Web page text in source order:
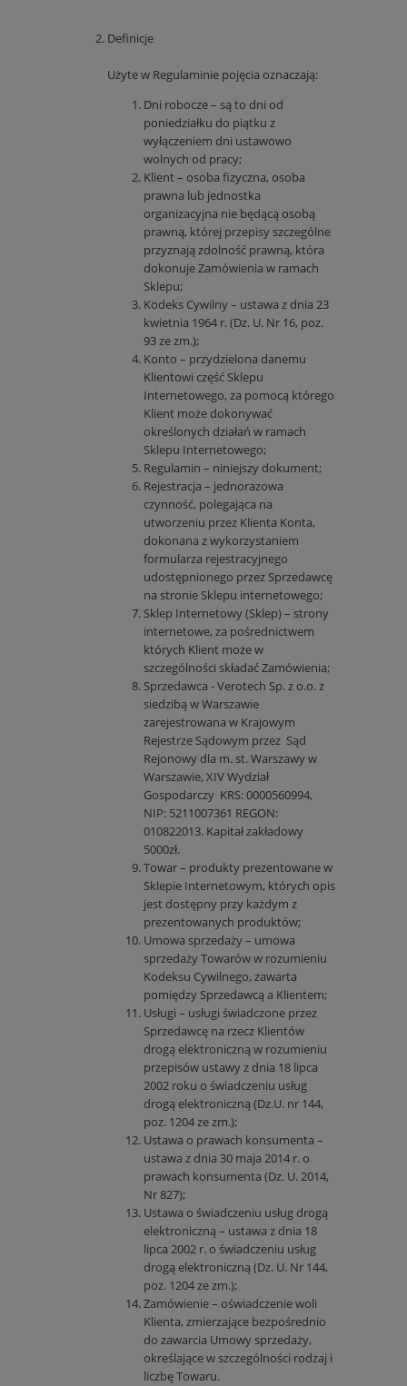
Definicje
Użyte w Regulaminie pojęcia oznaczają:
Dni robocze – są to dni od
poniedziałku do piątku z
wyłączeniem dni ustawowo
wolnych od pracy;
Klient – osoba fizyczna, osoba
prawna lub jednostka
organizacyjna nie będącą osobą
prawną, której przepisy szczególne
przyznają zdolność prawną, która
dokonuje Zamówienia w ramach
Sklepu;
Kodeks Cywilny – ustawa z dnia 23
kwietnia 1964 r. (Dz. U. Nr 16, poz.
93 ze zm.);
Konto – przydzielona danemu
Klientowi część Sklepu
Internetowego, za pomocą którego
Klient może dokonywać
określonych działań w ramach
Sklepu Internetowego;
Regulamin – niniejszy dokument;
Rejestracja – jednorazowa
czynność, polegająca na
utworzeniu przez Klienta Konta,
dokonana z wykorzystaniem
formularza rejestracyjnego
udostępnionego przez Sprzedawcę
na stronie Sklepu internetowego;
Sklep Internetowy (Sklep) – strony
internetowe, za pośrednictwem
których Klient może w
szczególności składać Zamówienia;
Sprzedawca - Verotech Sp. z o.o. z
siedzibą w Warszawie
zarejestrowana w Krajowym
Rejestrze Sądowym przez Sąd
Rejonowy dla m. st. Warszawy w
Warszawie, XIV Wydział
Gospodarczy KRS: 0000560994,
NIP: 5211007361 REGON:
010822013. Kapitał zakładowy
5000zł.
Towar – produkty prezentowane w
Sklepie Internetowym, których opis
jest dostępny przy każdym z
prezentowanych produktów;
Umowa sprzedaży – umowa
sprzedaży Towarów w rozumieniu
Kodeksu Cywilnego, zawarta
pomiędzy Sprzedawcą a Klientem;
Usługi – usługi świadczone przez
Sprzedawcę na rzecz Klientów
drogą elektroniczną w rozumieniu
przepisów ustawy z dnia 18 lipca
2002 roku o świadczeniu usług
drogą elektroniczną (Dz.U. nr 144,
poz. 1204 ze zm.);
Ustawa o prawach konsumenta –
ustawa z dnia 30 maja 2014 r. o
prawach konsumenta (Dz. U. 2014,
Nr 827);
Ustawa o świadczeniu usług drogą
elektroniczną – ustawa z dnia 18
lipca 2002 r. o świadczeniu usług
drogą elektroniczną (Dz. U. Nr 144,
poz. 1204 ze zm.);
Zamówienie – oświadczenie woli
Klienta, zmierzające bezpośrednio
do zawarcia Umowy sprzedaży,
określające w szczególności rodzaj i
liczbę Towaru.